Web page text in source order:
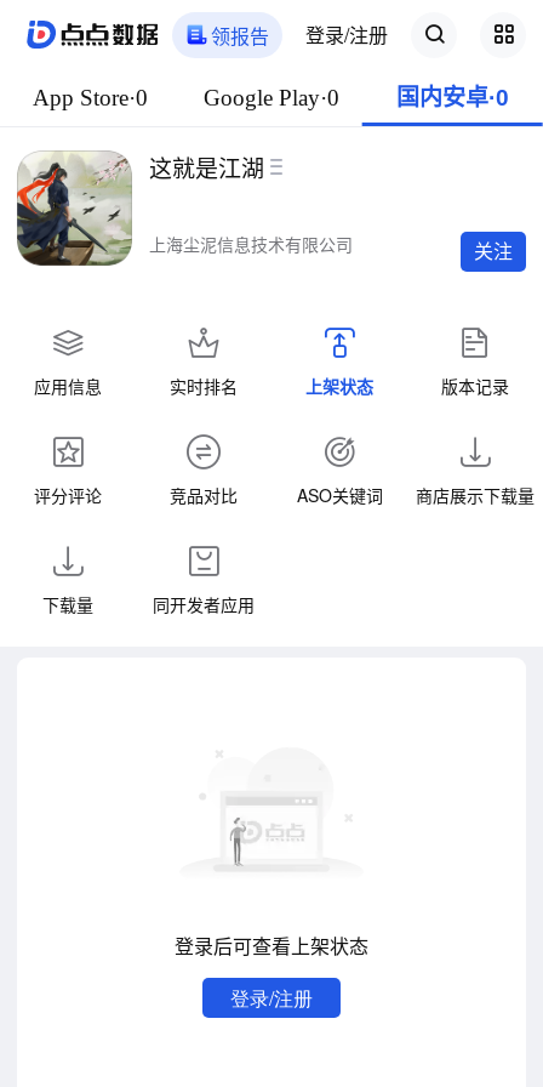
领报告 登录/注册
App Store·0 Google Play·0 国内安卓·0
这就是江湖
上海尘泥信息技术有限公司 关注
应用信息 实时排名 上架状态 版本记录
评分评论 竞品对比 ASO关键词 商店展示下载量
下载量 同开发者应用
登录后可查看上架状态
登录/注册